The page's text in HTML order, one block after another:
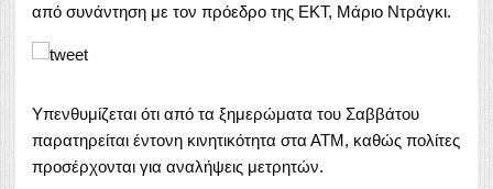
από συνάντηση με τον πρόεδρο της ΕΚΤ, Μάριο Ντράγκι.
Υπενθυμίζεται ότι από τα ξημερώματα του Σαββάτου
παρατηρείται έντονη κινητικότητα στα ΑΤΜ, καθώς πολίτες
προσέρχονται για αναλήψεις μετρητών.